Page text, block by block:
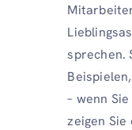
sprechen.
– wenn
zeigen